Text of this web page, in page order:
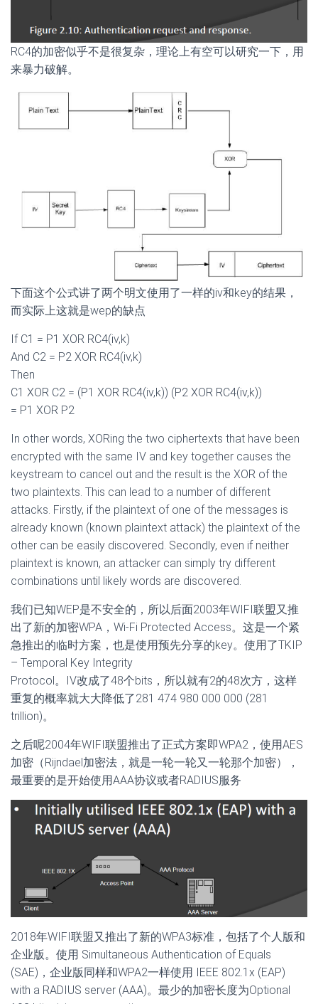
RC4的加密似乎不是很复杂，理论上有空可以研究一下，用
来暴力破解。
下面这个公式讲了两个明文使用了一样的iv和key的结果，
而实际上这就是wep的缺点
If C1 = P1 XOR RC4(iv,k)
And C2 = P2 XOR RC4(iv,k)
Then
C1 XOR C2 = (P1 XOR RC4(iv,k)) (P2 XOR RC4(iv,k))
= P1 XOR P2
In other words, XORing the two ciphertexts that have been
encrypted with the same IV and key together causes the
keystream to cancel out and the result is the XOR of the
two plaintexts. This can lead to a number of different
attacks. Firstly, if the plaintext of one of the messages is
already known (known plaintext attack) the plaintext of the
other can be easily discovered. Secondly, even if neither
plaintext is known, an attacker can simply try different
combinations until likely words are discovered.
我们已知WEP是不安全的，所以后面2003年WIFI联盟又推
出了新的加密WPA，Wi-Fi Protected Access。这是一个紧
急推出的临时方案，也是使用预先分享的key。使用了TKIP
– Temporal Key Integrity
Protocol。IV改成了48个bits，所以就有2的48次方，这样
重复的概率就大大降低了281 474 980 000 000 (281
trillion)。
之后呢2004年WIFI联盟推出了正式方案即WPA2，使用AES
加密（Rijndael加密法，就是一轮一轮又一轮那个加密），
最重要的是开始使用AAA协议或者RADIUS服务
2018年WIFI联盟又推出了新的WPA3标准，包括了个人版和
企业版。使用 Simultaneous Authentication of Equals
(SAE)，企业版同样和WPA2一样使用 IEEE 802.1x (EAP)
with a RADIUS server (AAA)。最少的加密长度为Optional